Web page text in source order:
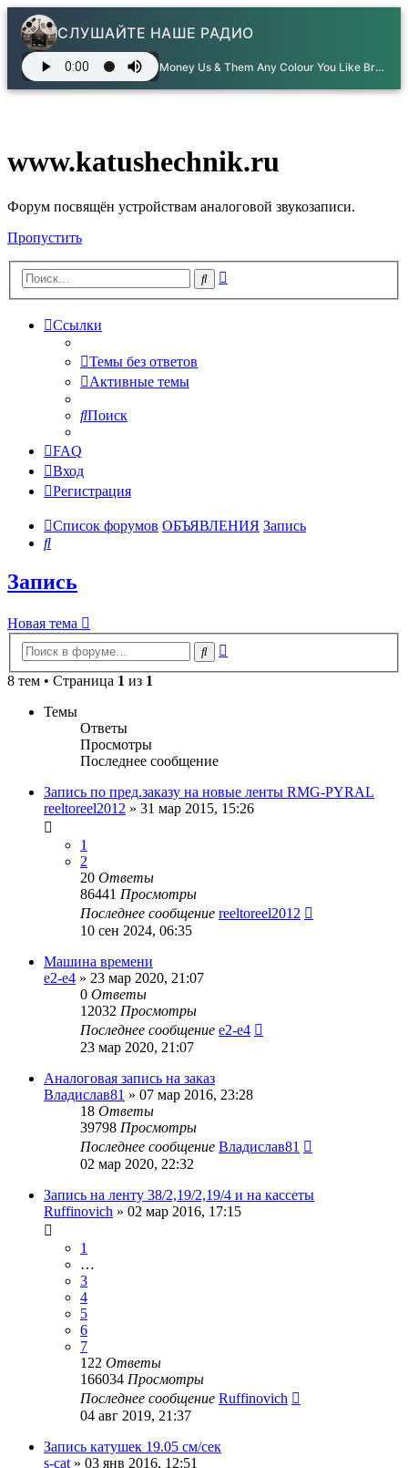
СЛУШАЙТЕ НАШЕ РАДИО
Money Us & Them Any Colour You Like Brain Damage Eclipse - Pink Floyd
www.katushechnik.ru
Форум посвящён устройствам аналоговой звукозаписи.
Пропустить
Поиск
Ссылки
Темы без ответов
Активные темы
Поиск
FAQ
Вход
Регистрация
Список форумов ОБЪЯВЛЕНИЯ Запись
Поиск
Запись
Новая тема
Поиск
8 тем • Страница 1 из 1
Темы
Ответы
Просмотры
Последнее сообщение
Запись по пред.заказу на новые ленты RMG-PYRAL
reeltoreel2012 » 31 мар 2015, 15:26
1
2
20 Ответы
86441 Просмотры
Последнее сообщение reeltoreel2012
10 сен 2024, 06:35
Машина времени
e2-e4 » 23 мар 2020, 21:07
0 Ответы
12032 Просмотры
Последнее сообщение e2-e4
23 мар 2020, 21:07
Аналоговая запись на заказ
Владислав81 » 07 мар 2016, 23:28
18 Ответы
39798 Просмотры
Последнее сообщение Владислав81
02 мар 2020, 22:32
Запись на ленту 38/2,19/2,19/4 и на кассеты
Ruffinovich » 02 мар 2016, 17:15
1
…
3
4
5
6
7
122 Ответы
166034 Просмотры
Последнее сообщение Ruffinovich
04 авг 2019, 21:37
Запись катушек 19.05 см/сек
s-cat » 03 янв 2016, 12:51